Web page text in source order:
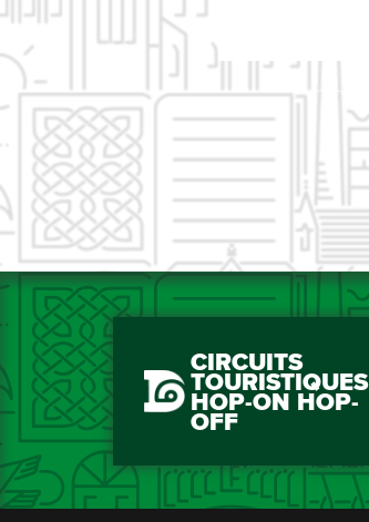
CIRCUITS
TOURISTIQUES
HOP-ON HOP-
OFF